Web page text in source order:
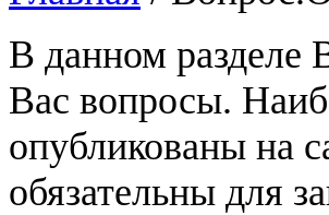
В данном разделе
Вас вопросы.
опубликованы на
обязательны для